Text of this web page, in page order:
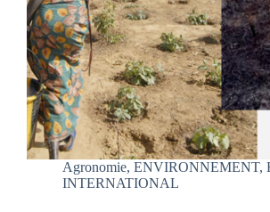
Agronomie, ENVIRONNEMENT,
INTERNATIONAL